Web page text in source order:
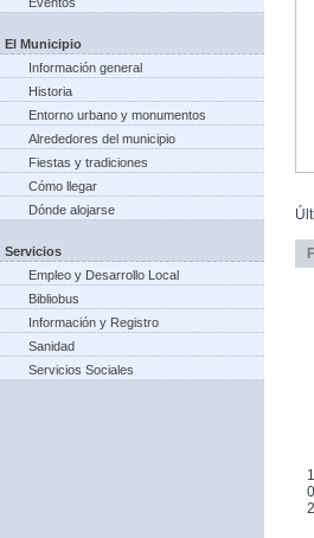
El Municipio
Información general
Historia
Entorno urbano y monumentos
Alrededores del municipio
Fiestas y tradiciones
Cómo llegar
Dónde alojarse
Servicios
Empleo y Desarrollo Local
Bibliobus
Información y Registro
Sanidad
Servicios Sociales